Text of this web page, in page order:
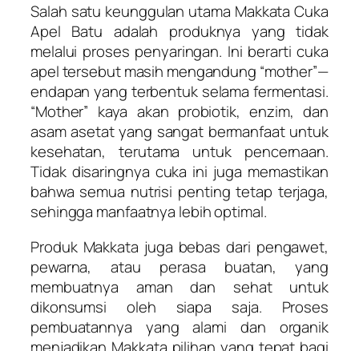
Salah satu keunggulan utama Makkata Cuka
Apel Batu adalah produknya yang tidak
melalui proses penyaringan. Ini berarti cuka
apel tersebut masih mengandung “mother”—
endapan yang terbentuk selama fermentasi.
“Mother” kaya akan probiotik, enzim, dan
asam asetat yang sangat bermanfaat untuk
kesehatan, terutama untuk pencernaan.
Tidak disaringnya cuka ini juga memastikan
bahwa semua nutrisi penting tetap terjaga,
sehingga manfaatnya lebih optimal.
Produk Makkata juga bebas dari pengawet,
pewarna, atau perasa buatan, yang
membuatnya aman dan sehat untuk
dikonsumsi oleh siapa saja. Proses
pembuatannya yang alami dan organik
menjadikan Makkata pilihan yang tepat bagi